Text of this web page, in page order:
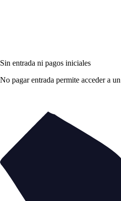
Sin entrada ni pagos iniciales
No pagar entrada permite acceder a